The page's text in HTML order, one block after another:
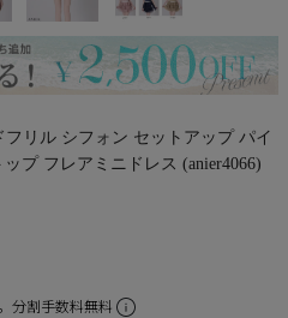
フリル シフォン セットアップ パイ
プ フレアミニドレス (anier4066)
分割手数料無料